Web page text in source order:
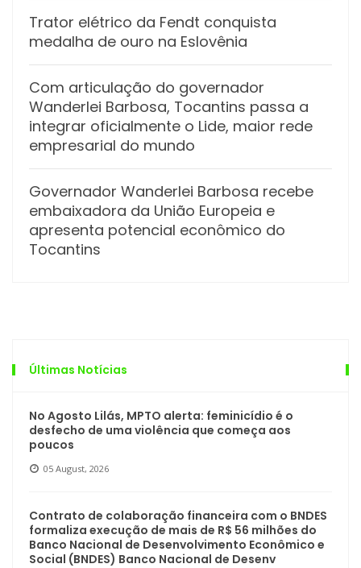
Trator elétrico da Fendt conquista
medalha de ouro na Eslovênia
Com articulação do governador
Wanderlei Barbosa, Tocantins passa a
integrar oficialmente o Lide, maior rede
empresarial do mundo
Governador Wanderlei Barbosa recebe
embaixadora da União Europeia e
apresenta potencial econômico do
Tocantins
Últimas Notícias
No Agosto Lilás, MPTO alerta: feminicídio é o
desfecho de uma violência que começa aos
poucos
05 August, 2026
Contrato de colaboração financeira com o BNDES
formaliza execução de mais de R$ 56 milhões do
Banco Nacional de Desenvolvimento Econômico e
Social (BNDES) Banco Nacional de Desenv